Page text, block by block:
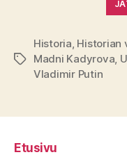
Avainsanat
Historia, Historian
Madni Kadyrova,
Vladimir Putin
Etusivu